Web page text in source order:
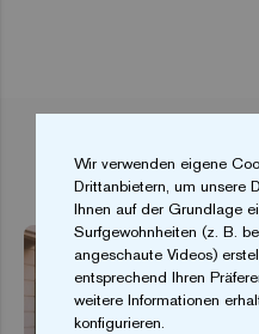
Wir verwenden eigene
Drittanbietern, um unsere
Ihnen auf der Grundlage
Surfgewohnheiten (z. B.
angeschaute Videos)
entsprechend Ihren
weitere Informationen
konfigurieren.